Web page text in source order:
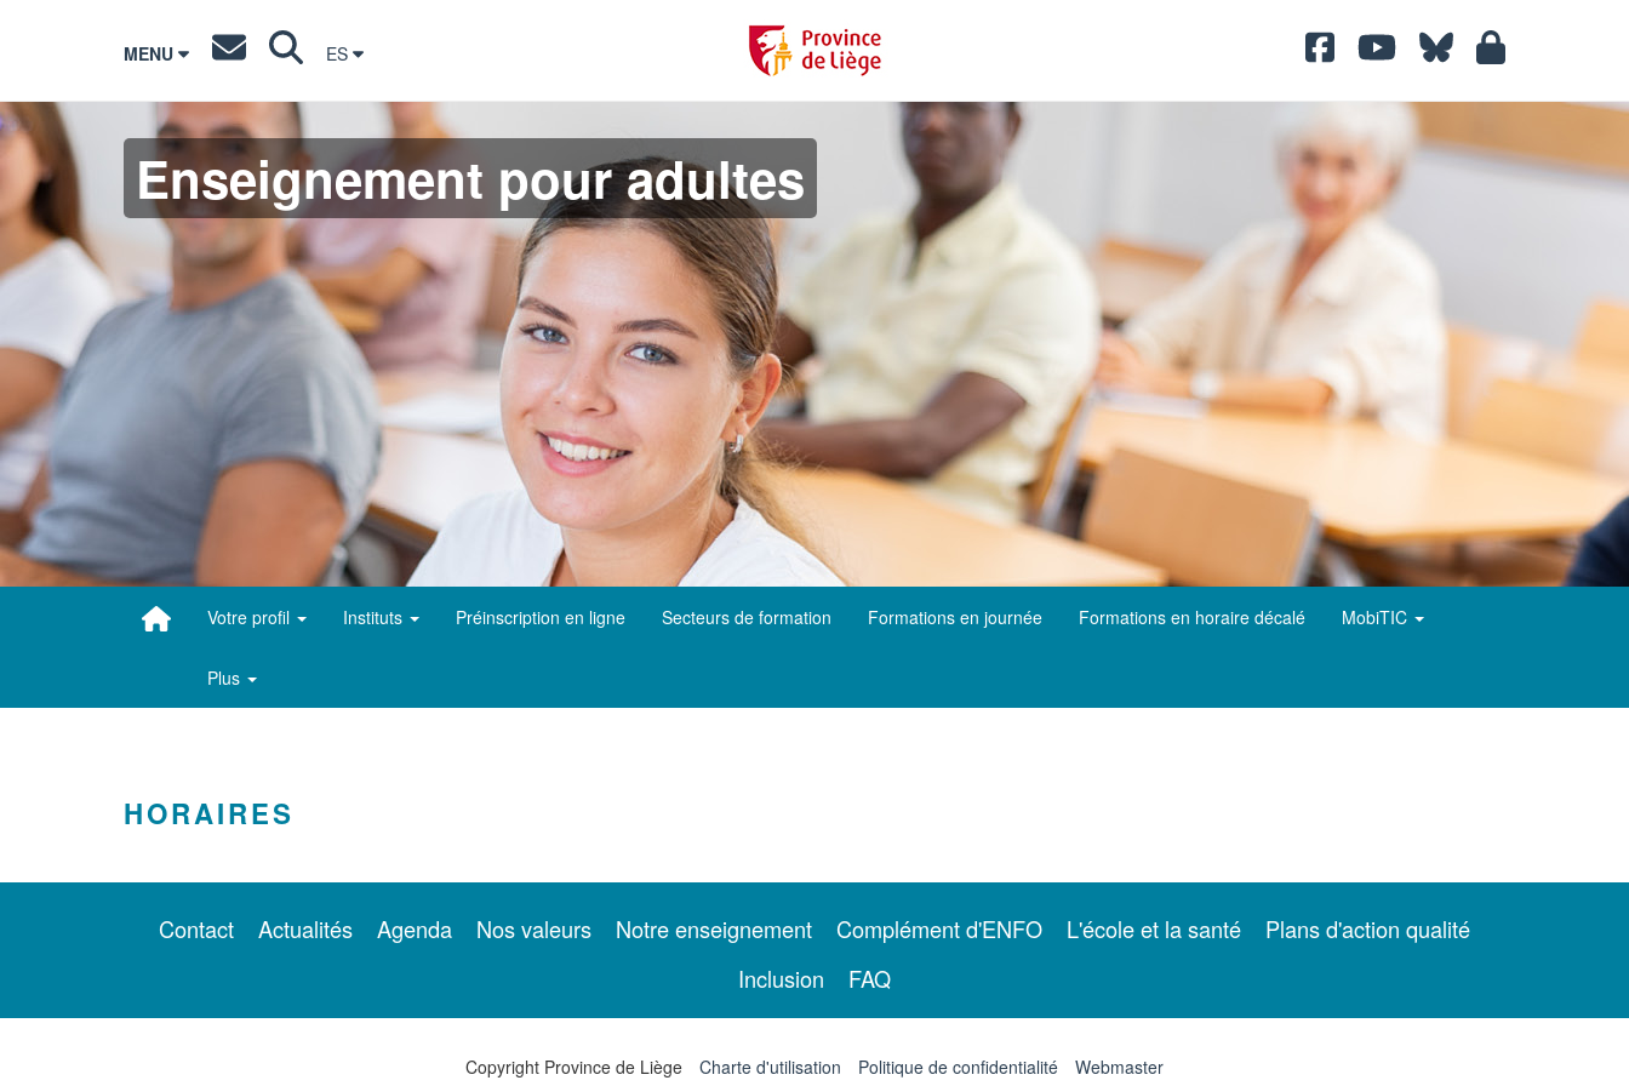
MENU ES
Enseignement pour adultes
Votre profil Instituts Préinscription en ligne Secteurs de formation Formations en journée Formations en horaire décalé MobiTIC
Plus
HORAIRES
Contact Actualités Agenda Nos valeurs Notre enseignement Complément d'ENFO L'école et la santé
Plans d'action qualité
Inclusion
FAQ
Copyright Province de Liège Charte d'utilisation Politique de confidentialité Webmaster